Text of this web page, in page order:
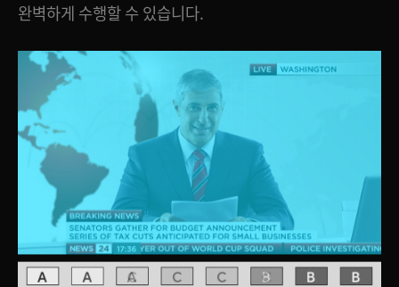
완벽하게 수행할 수 있습니다.